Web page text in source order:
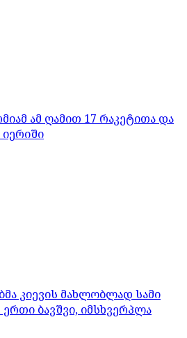
ამ ღამით 17 რაკეტითა და
კიევის მახლობლად სამი
ბავშვი, იმსხვერპლა